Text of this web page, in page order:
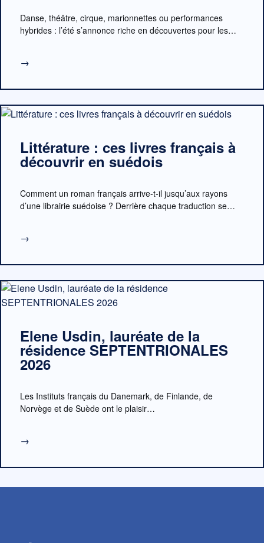
Danse, théâtre, cirque, marionnettes ou performances
hybrides : l’été s’annonce riche en découvertes pour les…
→
Littérature : ces livres français à
découvrir en suédois
Comment un roman français arrive-t-il jusqu’aux rayons
d’une librairie suédoise ? Derrière chaque traduction se…
→
Elene Usdin, lauréate de la
résidence SEPTENTRIONALES
2026
Les Instituts français du Danemark, de Finlande, de
Norvège et de Suède ont le plaisir…
→